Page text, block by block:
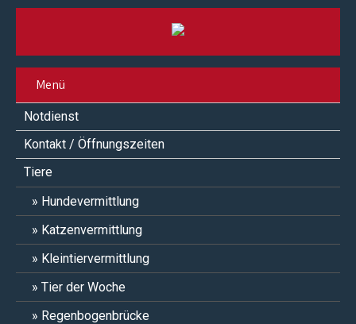
Menü
Notdienst
Kontakt / Öffnungszeiten
Tiere
Hundevermittlung
Katzenvermittlung
Kleintiervermittlung
Tier der Woche
Regenbogenbrücke